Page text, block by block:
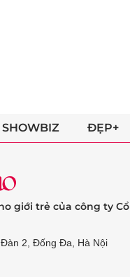
SHOWBIZ ĐẸP+
giới trẻ của công ty Cổ
Đàn 2, Đống Đa, Hà Nội